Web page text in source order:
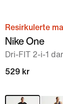
Resirkulerte
Nike One
Dri-FIT 2-i-1
529 kr